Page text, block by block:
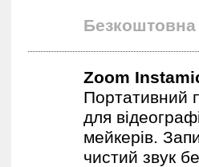
Безкоштовна
Zoom
Портативний
для
мейкерів.
чистий звук